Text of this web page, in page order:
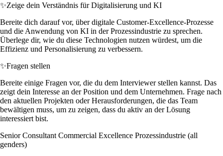
✨Zeige dein Verständnis für Digitalisierung und KI
Bereite dich darauf vor, über digitale Customer-Excellence-Prozesse
und die Anwendung von KI in der Prozessindustrie zu sprechen.
Überlege dir, wie du diese Technologien nutzen würdest, um die
Effizienz und Personalisierung zu verbessern.
✨Fragen stellen
Bereite einige Fragen vor, die du dem Interviewer stellen kannst. Das
zeigt dein Interesse an der Position und dem Unternehmen. Frage nach
den aktuellen Projekten oder Herausforderungen, die das Team
bewältigen muss, um zu zeigen, dass du aktiv an der Lösung
interessiert bist.
Senior Consultant Commercial Excellence Prozessindustrie (all
genders)